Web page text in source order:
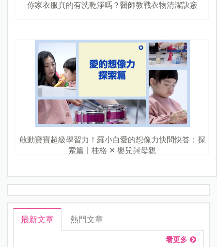
你家衣服真的有洗乾淨嗎？醫師教戰衣物清潔訣竅
啟動寶寶超級學習力！羅小白愛的想像力快問快答：探
索篇｜桂格 ✕ 嬰兒與母親
最新文章 熱門文章
看更多